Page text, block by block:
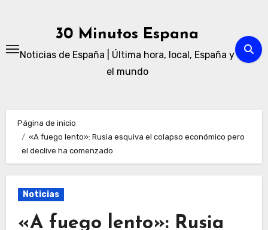
30 Minutos Espana
Noticias de España | Última hora, local, España y
el mundo
Página de inicio
«A fuego lento»: Rusia esquiva el colapso económico pero
el declive ha comenzado
Noticias
«A fuego lento»: Rusia